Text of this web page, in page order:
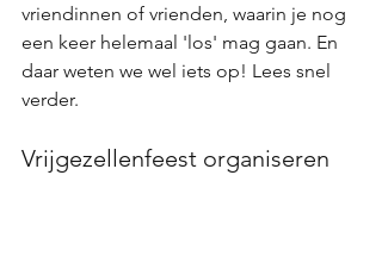
vriendinnen of vrienden, waarin je nog
een keer helemaal 'los' mag gaan. En
daar weten we wel iets op! Lees snel
verder.
Vrijgezellenfeest organiseren